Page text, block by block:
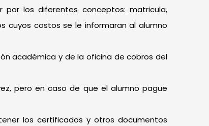
los diferentes conceptos: matricula,
costos se le informaran al alumno
académica y de la oficina de cobros del
pero en caso de que el alumno pague
los certificados y otros documentos